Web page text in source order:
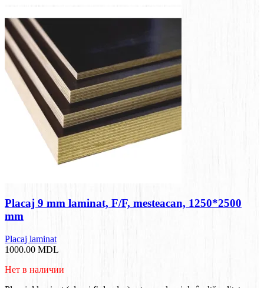
Placaj 9 mm laminat, F/F, mesteacan, 1250*2500
mm
Placaj laminat
1000.00 MDL
Нет в наличии